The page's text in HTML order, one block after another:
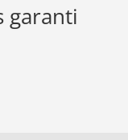
garanti